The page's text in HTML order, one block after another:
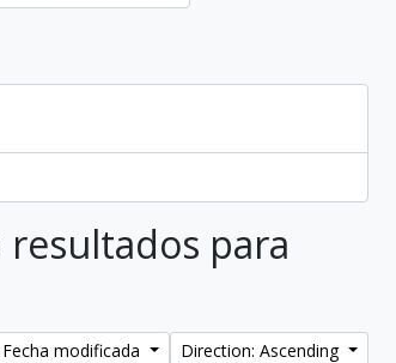
resultados para
modificada Direction: Ascending